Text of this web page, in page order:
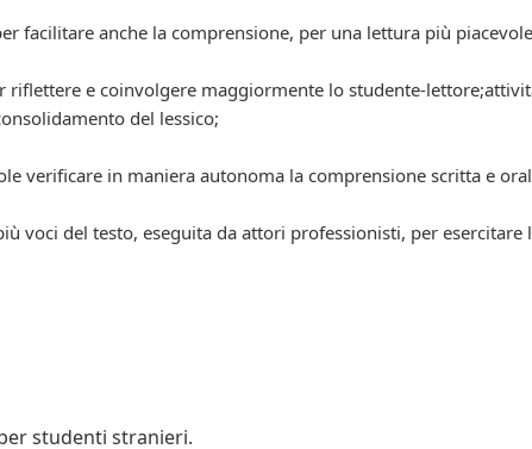
facilitare anche la comprensione, per una lettura più
riflettere e coinvolgere maggiormente lo studente-
del lessico;
verificare in maniera autonoma la comprensione scritta e
voci del testo, eseguita da attori professionisti, per esercitare
studenti stranieri.